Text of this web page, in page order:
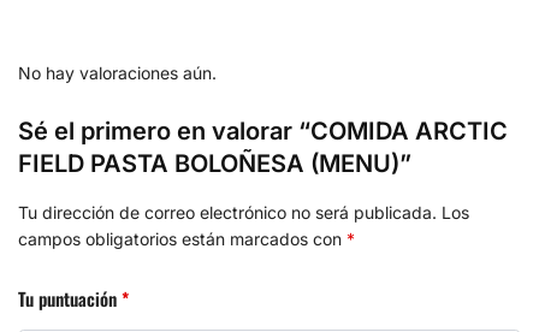
No hay valoraciones aún.
Sé el primero en valorar “COMIDA ARCTIC
FIELD PASTA BOLOÑESA (MENU)”
Tu dirección de correo electrónico no será publicada. Los
campos obligatorios están marcados con *
Tu puntuación*